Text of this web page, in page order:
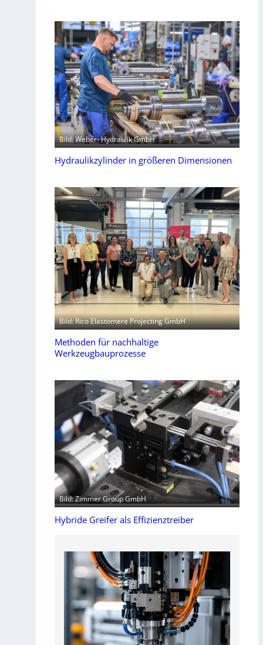
Bild: Weber- Hydraulik GmbH
Hydraulikzylinder in größeren Dimensionen
Bild: Rico Elastomere Projecting GmbH
Methoden für nachhaltige
Werkzeugbauprozesse
Bild: Zimmer Group GmbH
Hybride Greifer als Effizienztreiber